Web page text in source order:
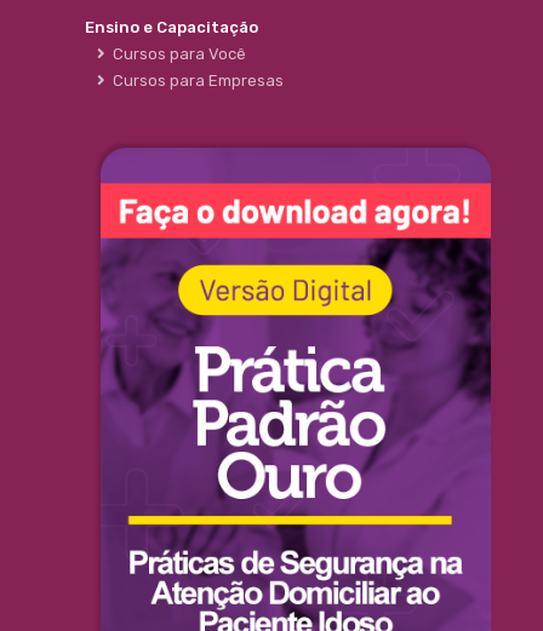
Ensino e Capacitação
Cursos para Você
Cursos para Empresas